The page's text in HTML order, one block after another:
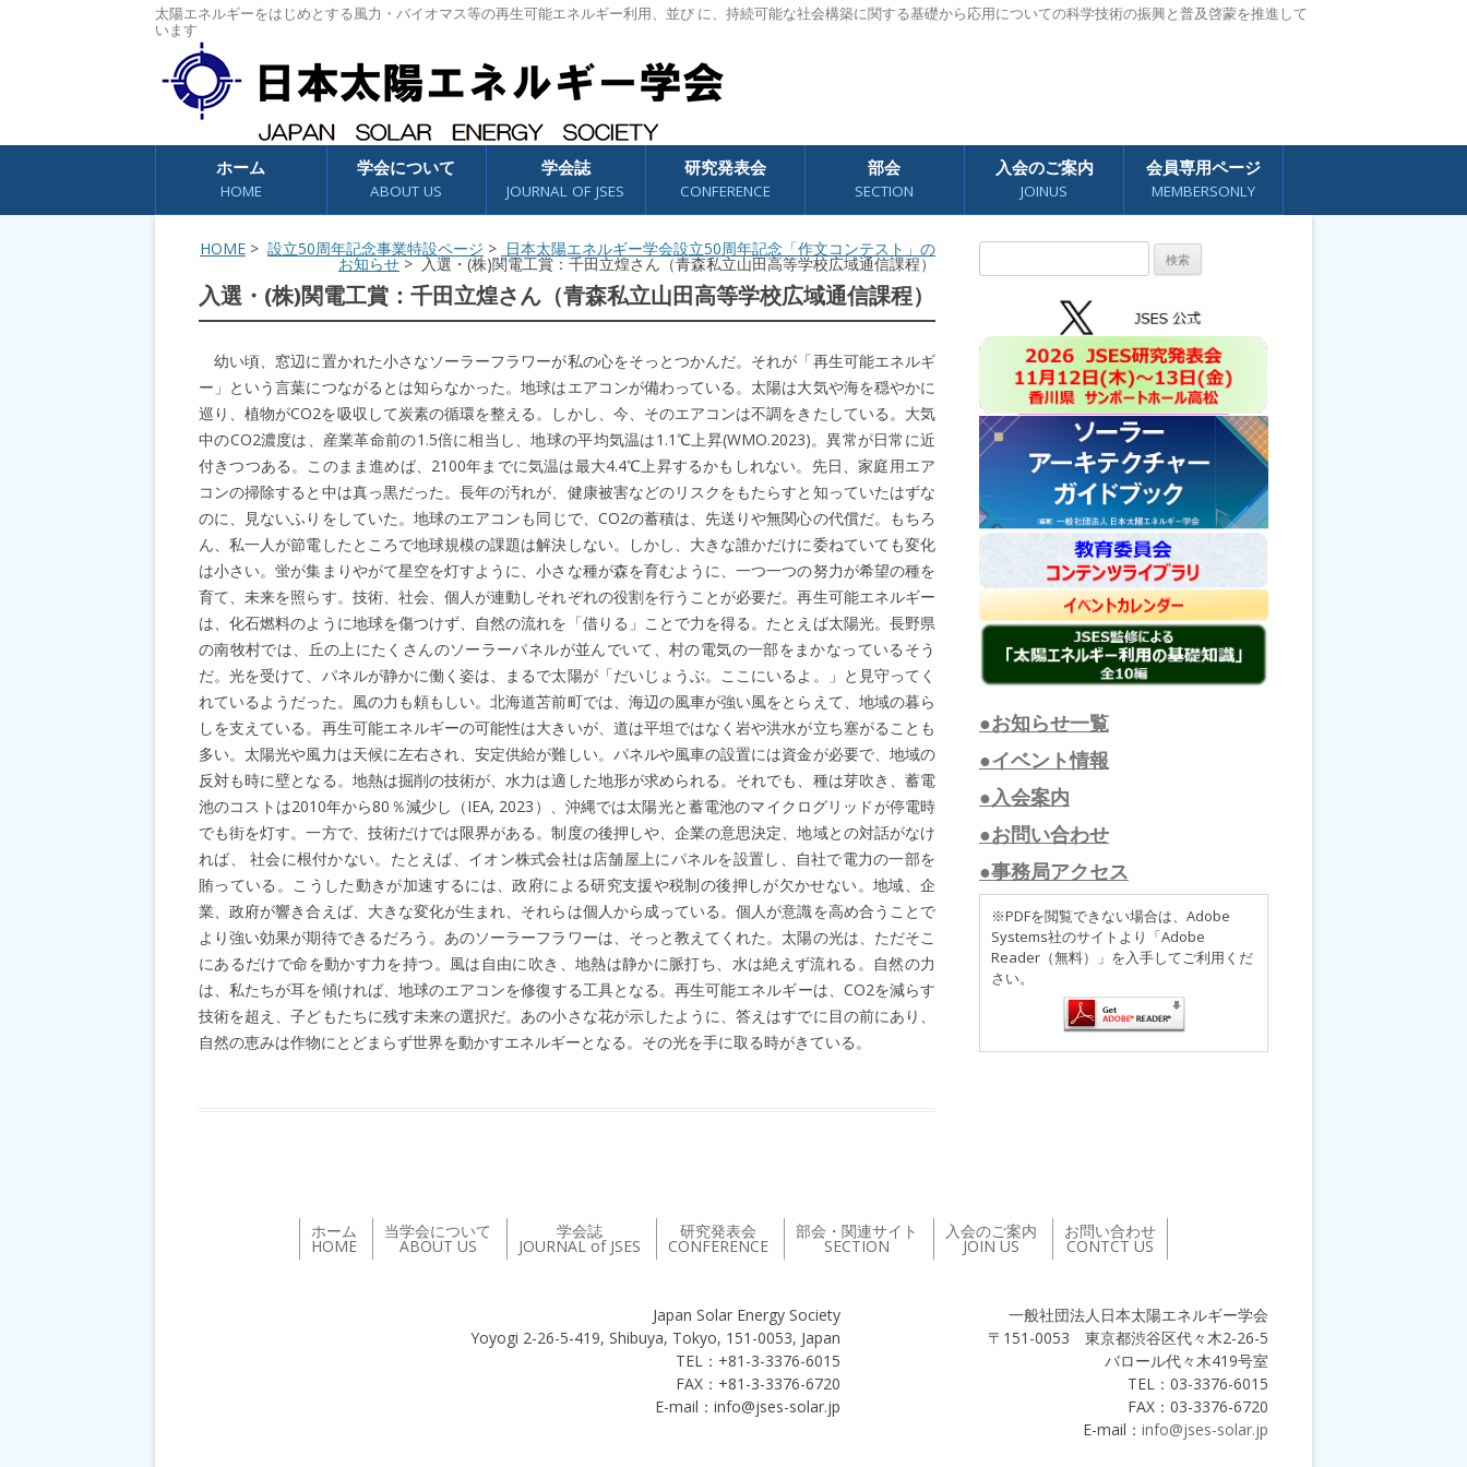
太陽エネルギーをはじめとする風力・バイオマス等の再生可能エネルギー利用、並び に、持続可能な社会構築に関する基礎から応用についての科学技術の振興と普及啓蒙を推進して
います
コンテンツへスキップ
ホーム
HOME
学会について
ABOUT US
学会誌
JOURNAL OF JSES
研究発表会
CONFERENCE
部会
SECTION
入会のご案内
JOINUS
会員専用ページ
MEMBERSONLY
HOME > 設立50周年記念事業特設ページ > 日本太陽エネルギー学会設立50周年記念「作文コンテスト」の
お知らせ> 入選・(株)関電工賞：千田立煌さん（青森私立山田高等学校広域通信課程）
入選・(株)関電工賞：千田立煌さん（青森私立山田高等学校広域通信課程）
幼い頃、窓辺に置かれた小さなソーラーフラワーが私の心をそっとつかんだ。それが「再生可能エネルギ
ー」という言葉につながるとは知らなかった。地球はエアコンが備わっている。太陽は大気や海を穏やかに
巡り、植物がCO2を吸収して炭素の循環を整える。しかし、今、そのエアコンは不調をきたしている。大気
中のCO2濃度は、産業革命前の1.5倍に相当し、地球の平均気温は1.1℃上昇(WMO.2023)。異常が日常に近
付きつつある。このまま進めば、2100年までに気温は最大4.4℃上昇するかもしれない。先日、家庭用エア
コンの掃除すると中は真っ黒だった。長年の汚れが、健康被害などのリスクをもたらすと知っていたはずな
のに、見ないふりをしていた。地球のエアコンも同じで、CO2の蓄積は、先送りや無関心の代償だ。もちろ
ん、私一人が節電したところで地球規模の課題は解決しない。しかし、大きな誰かだけに委ねていても変化
は小さい。蛍が集まりやがて星空を灯すように、小さな種が森を育むように、一つ一つの努力が希望の種を
育て、未来を照らす。技術、社会、個人が連動しそれぞれの役割を行うことが必要だ。再生可能エネルギー
は、化石燃料のように地球を傷つけず、自然の流れを「借りる」ことで力を得る。たとえば太陽光。長野県
の南牧村では、丘の上にたくさんのソーラーパネルが並んでいて、村の電気の一部をまかなっているそう
だ。光を受けて、パネルが静かに働く姿は、まるで太陽が「だいじょうぶ。ここにいるよ。」と見守ってく
れているようだった。風の力も頼もしい。北海道苫前町では、海辺の風車が強い風をとらえて、地域の暮ら
しを支えている。再生可能エネルギーの可能性は大きいが、道は平坦ではなく岩や洪水が立ち塞がることも
多い。太陽光や風力は天候に左右され、安定供給が難しい。パネルや風車の設置には資金が必要で、地域の
反対も時に壁となる。地熱は掘削の技術が、水力は適した地形が求められる。それでも、種は芽吹き、蓄電
池のコストは2010年から80％減少し（IEA, 2023）、沖縄では太陽光と蓄電池のマイクログリッドが停電時
でも街を灯す。一方で、技術だけでは限界がある。制度の後押しや、企業の意思決定、地域との対話がなけ
れば、 社会に根付かない。たとえば、イオン株式会社は店舗屋上にパネルを設置し、自社で電力の一部を
賄っている。こうした動きが加速するには、政府による研究支援や税制の後押しが欠かせない。地域、企
業、政府が響き合えば、大きな変化が生まれ、それらは個人から成っている。個人が意識を高め合うことで
より強い効果が期待できるだろう。あのソーラーフラワーは、そっと教えてくれた。太陽の光は、ただそこ
にあるだけで命を動かす力を持つ。風は自由に吹き、地熱は静かに脈打ち、水は絶えず流れる。自然の力
は、私たちが耳を傾ければ、地球のエアコンを修復する工具となる。再生可能エネルギーは、CO2を減らす
技術を超え、子どもたちに残す未来の選択だ。あの小さな花が示したように、答えはすでに目の前にあり、
自然の恵みは作物にとどまらず世界を動かすエネルギーとなる。その光を手に取る時がきている。
索:
●お知らせ一覧
●イベント情報
●入会案内
●お問い合わせ
●事務局アクセス
※PDFを閲覧できない場合は、Adobe
Systems社のサイトより「Adobe
Reader（無料）」を入手してご利用くだ
さい。
ホーム
HOME
当学会について
ABOUT US
学会誌
JOURNAL of JSES
研究発表会
CONFERENCE
部会・関連サイト
SECTION
入会のご案内
JOIN US
お問い合わせ
CONTCT US
一般社団法人日本太陽エネルギー学会
〒151-0053 東京都渋谷区代々木2-26-5
バロール代々木419号室
TEL：03-3376-6015
FAX：03-3376-6720
E-mail： info@jses-solar.jp
Japan Solar Energy Society
Yoyogi 2-26-5-419, Shibuya, Tokyo, 151-0053, Japan
TEL：+81-3-3376-6015
FAX：+81-3-3376-6720
E-mail：info@jses-solar.jp